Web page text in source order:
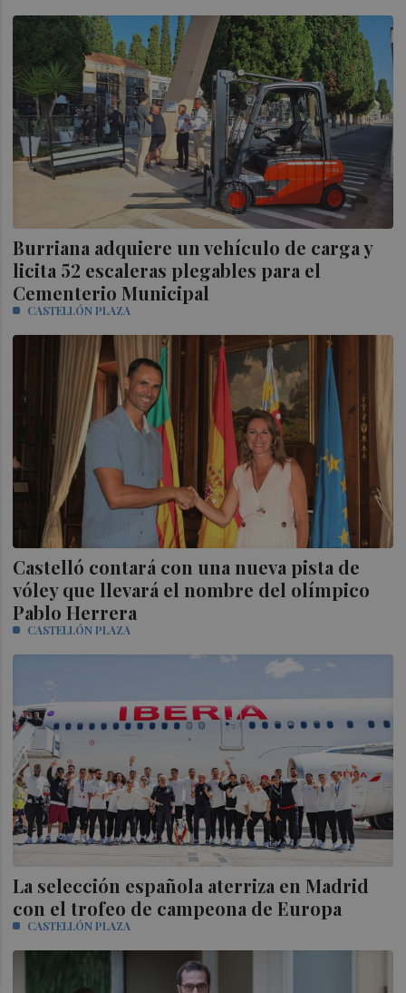
Burriana adquiere un vehículo de carga y
licita 52 escaleras plegables para el
Cementerio Municipal
CASTELLÓN PLAZA
Castelló contará con una nueva pista de
vóley que llevará el nombre del olímpico
Pablo Herrera
CASTELLÓN PLAZA
La selección española aterriza en Madrid
con el trofeo de campeona de Europa
CASTELLÓN PLAZA